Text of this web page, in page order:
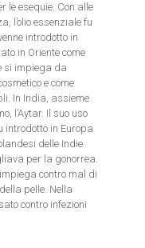
le esequie. Con alle
l’olio essenziale fu
introdotto in
in Oriente come
si impiega da
e come
In India, assieme
l’Aytar. Il suo uso
introdotto in Europa
delle Indie
per la gonorrea.
contro mal di
pelle. Nella
contro infezioni